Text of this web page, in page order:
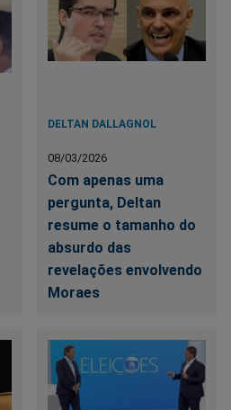
DELTAN DALLAGNOL
08/03/2026
Com apenas uma
pergunta, Deltan
resume o tamanho do
absurdo das
revelações envolvendo
Moraes